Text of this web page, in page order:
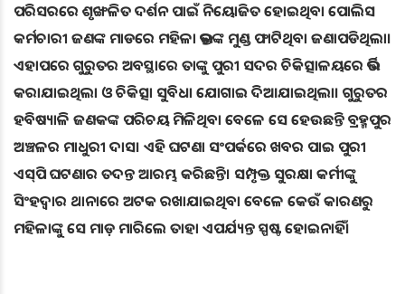
ପରିସରରେ ଶୃଙ୍ଖଳିତ ଦର୍ଶନ ପାଇଁ ନିୟୋଜିତ ହୋଇଥିବା ପୋଲିସ
କର୍ମଚାରୀ ଜଣଙ୍କ ମାଡରେ ମହିଳା ଭକ୍ତଙ୍କ ମୁଣ୍ଡ ଫାଟିଥିବା ଜଣାପଡିଥିଲା।
ଏହାପରେ ଗୁରୁତର ଅବସ୍ଥାରେ ତାଙ୍କୁ ପୁରୀ ସଦର ଚିକିତ୍ସାଳୟରେ ଭର୍ତ୍ତି
କରାଯାଇଥିଲା ଓ ଚିକିତ୍ସା ସୁବିଧା ଯୋଗାଇ ଦିଆଯାଇଥିଲା। ଗୁରୁତର
ହବିଷ୍ୟାଳି ଜଣକଙ୍କ ପରିଚୟ ମିଳିଥିବା ବେଳେ ସେ ହେଉଛନ୍ତି ବ୍ରହ୍ମପୁର
ଅଞ୍ଚଳର ମାଧୁରୀ ଦାସ। ଏହି ଘଟଣା ସଂପର୍କରେ ଖବର ପାଇ ପୁରୀ
ଏସ୍‌ପି ଘଟଣାର ତଦନ୍ତ ଆରମ୍ଭ କରିଛନ୍ତି। ସମ୍ପୃକ୍ତ ସୁରକ୍ଷା କର୍ମୀଙ୍କୁ
ସିଂହଦ୍ୱାର ଥାନାରେ ଅଟକ ରଖାଯାଇଥିବା ବେଳେ କେଉଁ କାରଣରୁ
ମହିଳାଙ୍କୁ ସେ ମାଡ଼ ମାରିଲେ ତାହା ଏପର୍ଯ୍ୟନ୍ତ ସ୍ପଷ୍ଟ ହୋଇନାହିଁ।